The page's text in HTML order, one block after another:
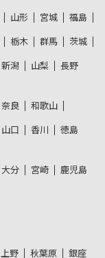
山形 宮城 福島
栃木 群馬 茨城
新潟 山梨
長野
奈良 和歌山
山口 香川
徳島
大分 宮崎
鹿児島
上野 秋葉原 銀座